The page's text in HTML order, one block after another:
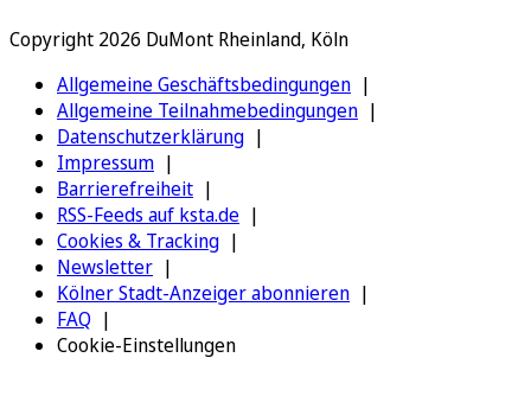
Copyright 2026 DuMont Rheinland, Köln
Allgemeine Geschäftsbedingungen
Allgemeine Teilnahmebedingungen
Datenschutzerklärung
Impressum
Barrierefreiheit
RSS-Feeds auf ksta.de
Cookies & Tracking
Newsletter
Kölner Stadt-Anzeiger abonnieren
FAQ
Cookie-Einstellungen